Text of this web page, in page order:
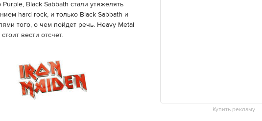
Black Sabbath стали утяжелять
hard rock, и только Black Sabbath и
того, о чем пойдет речь. Heavy Metal
вести отсчет.
Купить рекламу